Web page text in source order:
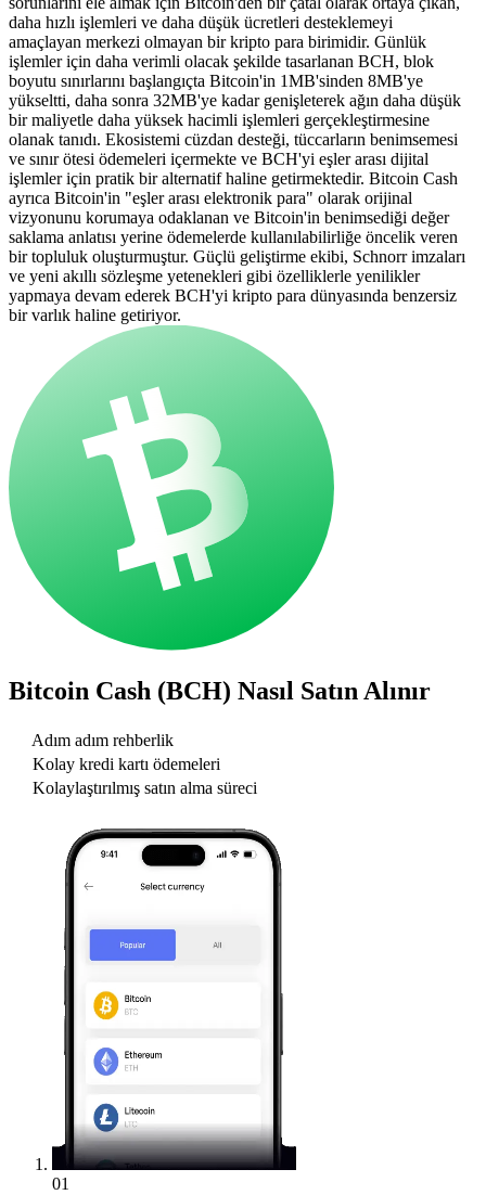
daha hızlı işlemleri ve daha düşük ücretleri desteklemeyi
amaçlayan merkezi olmayan bir kripto para birimidir. Günlük
işlemler için daha verimli olacak şekilde tasarlanan BCH, blok
boyutu sınırlarını başlangıçta Bitcoin'in 1MB'sinden 8MB'ye
yükseltti, daha sonra 32MB'ye kadar genişleterek ağın daha düşük
bir maliyetle daha yüksek hacimli işlemleri gerçekleştirmesine
olanak tanıdı. Ekosistemi cüzdan desteği, tüccarların benimsemesi
ve sınır ötesi ödemeleri içermekte ve BCH'yi eşler arası dijital
işlemler için pratik bir alternatif haline getirmektedir. Bitcoin Cash
ayrıca Bitcoin'in "eşler arası elektronik para" olarak orijinal
vizyonunu korumaya odaklanan ve Bitcoin'in benimsediği değer
saklama anlatısı yerine ödemelerde kullanılabilirliğe öncelik veren
bir topluluk oluşturmuştur. Güçlü geliştirme ekibi, Schnorr imzaları
ve yeni akıllı sözleşme yetenekleri gibi özelliklerle yenilikler
yapmaya devam ederek BCH'yi kripto para dünyasında benzersiz
bir varlık haline getiriyor.
Bitcoin Cash (BCH) Nasıl Satın Alınır
Adım adım rehberlik
Kolay kredi kartı ödemeleri
Kolaylaştırılmış satın alma süreci
01